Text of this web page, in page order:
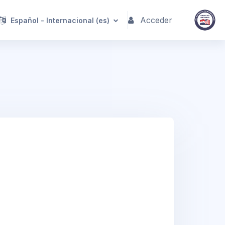
Español - Internacional ‎(es)‎ Acceder